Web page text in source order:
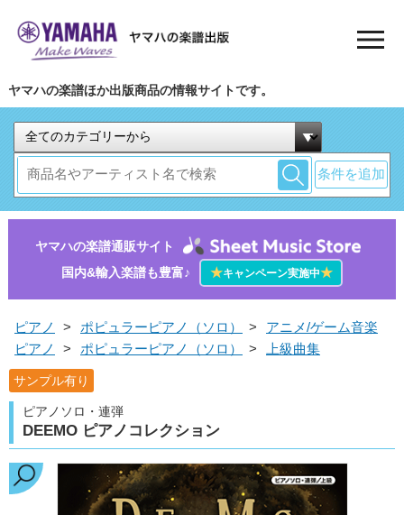
ヤマハの楽譜ほか出版商品の情報サイトです。
条件を追加
ヤマハの楽譜通販サイト
国内&輸入楽譜も豊富♪
★キャンペーン実施中★
ピアノ > ポピュラーピアノ（ソロ） >
アニメ/ゲーム音楽
ピアノ
> ポピュラーピアノ（ソロ） > 上級曲集
サンプル有り
ピアノソロ・連弾
DEEMO ピアノコレクション